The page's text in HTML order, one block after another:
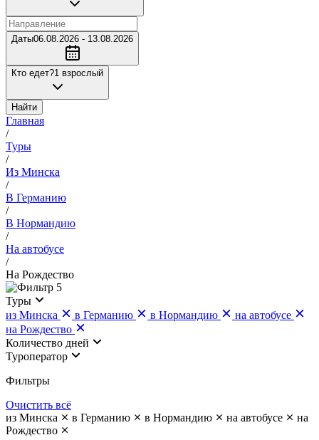
Даты06.08.2026 - 13.08.2026
Кто едет?1 взрослый
Найти
Главная
/
Туры
/
Из Минска
/
В Германию
/
В Нормандию
/
На автобусе
/
На Рождество
5
Туры
из Минска
в Германию в Нормандию
на автобусе
на Рождество
Количество дней
Туроператор
Фильтры
Очистить всё
из Минска
в Германию в Нормандию на автобусе
на
Рождество